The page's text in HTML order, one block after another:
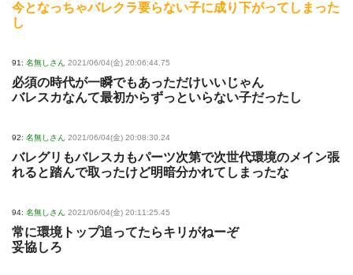
今となっちゃバレクラ要らない子に成り下がってしまった
し
91: 名無しさん 2021/06/04(金) 20:06:44.75
必須の時代が一瞬でもあっただけいいじゃん
バレスカなんて最初からずっといらない子だったし
92: 名無しさん 2021/06/04(金) 20:08:30.24
バレグリもバレスカもパーツ次第で次世代環境のメイン張
れると踏んで取ったけど明暗分かれてしまったな
94: 名無しさん 2021/06/04(金) 20:11:25.45
常に環境トップ追ってたらキリがねーぞ
妥協しろ